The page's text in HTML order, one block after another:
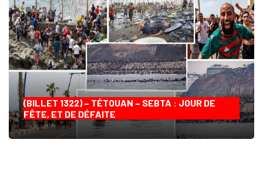
(BILLET 1322) – TÉTOUAN – SEBTA : JOUR DE
FÊTE, ET DE DÉFAITE